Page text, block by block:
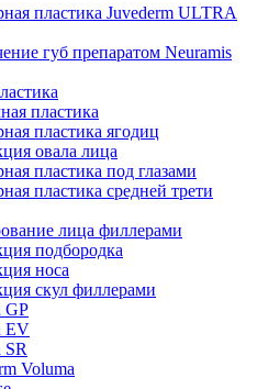
пластика Juvederm ULTRA
губ препаратом Neuramis
пластика
пластика ягодиц
овала лица
пластика под глазами
пластика средней трети
лица филлерами
подбородка
носа
скул филлерами
GP
EV
Voluma